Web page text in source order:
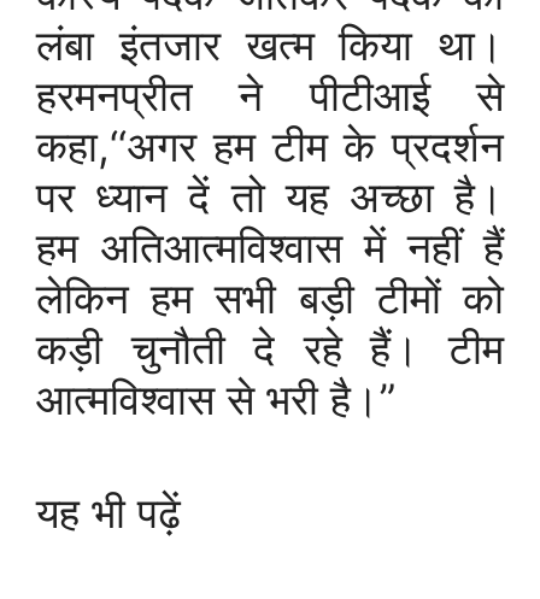
लंबा इंतजार खत्म किया था।
हरमनप्रीत ने पीटीआई से
कहा,‘‘अगर हम टीम के प्रदर्शन
पर ध्यान दें तो यह अच्छा है।
हम अतिआत्मविश्वास में नहीं हैं
लेकिन हम सभी बड़ी टीमों को
कड़ी चुनौती दे रहे हैं। टीम
आत्मविश्वास से भरी है।”
यह भी पढ़ें